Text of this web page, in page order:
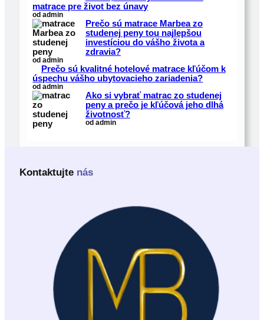
matrace pre život bez únavy
od admin
Prečo sú matrace Marbea zo
studenej peny tou najlepšou
investíciou do vášho života a
zdravia?
od admin
Prečo sú kvalitné hotelové matrace kľúčom k
úspechu vášho ubytovacieho zariadenia?
od admin
Ako si vybrať matrac zo studenej
peny a prečo je kľúčová jeho dlhá
životnosť?
od admin
Kontaktujte nás